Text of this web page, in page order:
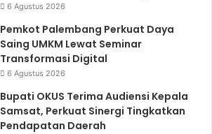
6 Agustus 2026
Pemkot Palembang Perkuat Daya
Saing UMKM Lewat Seminar
Transformasi Digital
6 Agustus 2026
Bupati OKUS Terima Audiensi Kepala
Samsat, Perkuat Sinergi Tingkatkan
Pendapatan Daerah